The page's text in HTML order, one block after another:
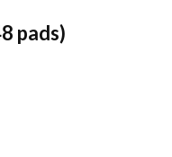
pads)